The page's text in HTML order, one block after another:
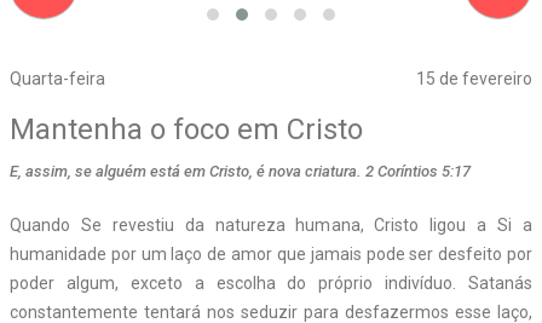
Quarta-feira 15 de fevereiro
Mantenha o foco em Cristo
E, assim, se alguém está em Cristo, é nova criatura. 2 Coríntios 5:17
Quando Se revestiu da natureza humana, Cristo ligou a Si a
humanidade por um laço de amor que jamais pode ser desfeito por
poder algum, exceto a escolha do próprio indivíduo. Satanás
constantemente tentará nos seduzir para desfazermos esse laço,